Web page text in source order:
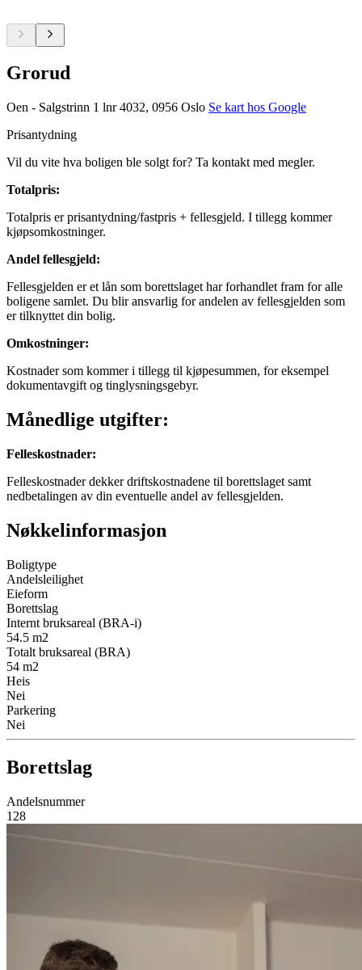
Grorud
Oen - Salgstrinn 1 lnr 4032, 0956 Oslo Se kart hos Google
Prisantydning
Vil du vite hva boligen ble solgt for? Ta kontakt med megler.
Totalpris:
Totalpris er prisantydning/fastpris + fellesgjeld. I tillegg kommer
kjøpsomkostninger.
Andel fellesgjeld:
Fellesgjelden er et lån som borettslaget har forhandlet fram for alle
boligene samlet. Du blir ansvarlig for andelen av fellesgjelden som
er tilknyttet din bolig.
Omkostninger:
Kostnader som kommer i tillegg til kjøpesummen, for eksempel
dokumentavgift og tinglysningsgebyr.
Månedlige utgifter:
Felleskostnader:
Felleskostnader dekker driftskostnadene til borettslaget samt
nedbetalingen av din eventuelle andel av fellesgjelden.
Nøkkelinformasjon
Boligtype
Andelsleilighet
Eieform
Borettslag
Internt bruksareal (BRA-i)
54.5 m2
Totalt bruksareal (BRA)
54 m2
Heis
Nei
Parkering
Nei
Borettslag
Andelsnummer
128